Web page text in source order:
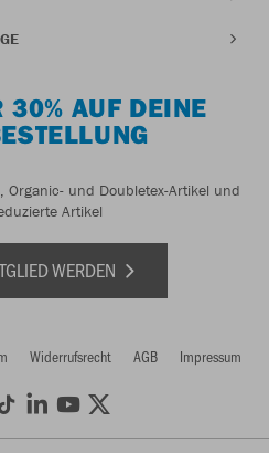
30% AUF DEINE
Organic- und Doubletex-Artikel und
Artikel
WERDEN
Widerrufsrecht AGB Impressum